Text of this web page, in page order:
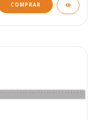
COMPRAR